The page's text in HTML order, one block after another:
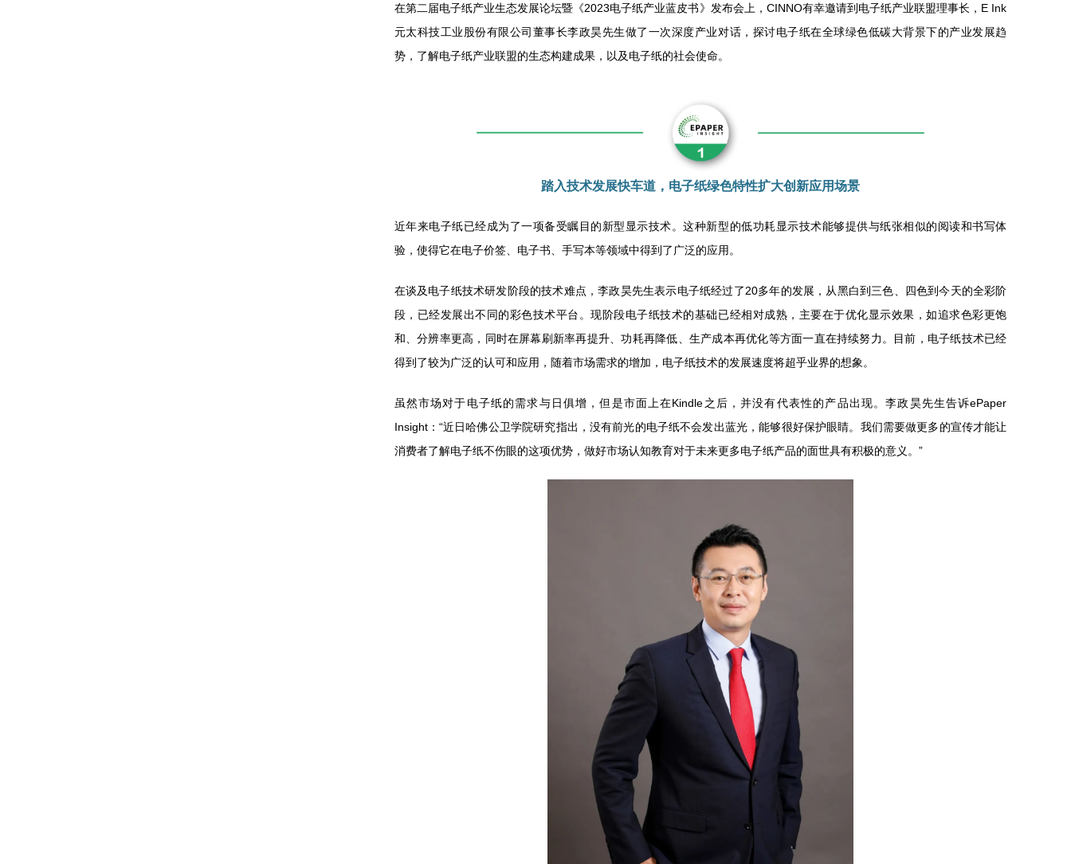
在第二届电子纸产业生态发展论坛暨《2023电子纸产业蓝皮书》发布会上，CINNO有幸邀请到电子纸产业联盟理事长，E Ink
元太科技工业股份有限公司董事长李政昊先生做了一次深度产业对话，探讨电子纸在全球绿色低碳大背景下的产业发展趋
势，了解电子纸产业联盟的生态构建成果，以及电子纸的社会使命。
踏入技术发展快车道，电子纸绿色特性扩大创新应用场景
近年来电子纸已经成为了一项备受瞩目的新型显示技术。这种新型的低功耗显示技术能够提供与纸张相似的阅读和书写体
验，使得它在电子价签、电子书、手写本等领域中得到了广泛的应用。
在谈及电子纸技术研发阶段的技术难点，李政昊先生表示电子纸经过了20多年的发展，从黑白到三色、四色到今天的全彩阶
段，已经发展出不同的彩色技术平台。现阶段电子纸技术的基础已经相对成熟，主要在于优化显示效果，如追求色彩更饱
和、分辨率更高，同时在屏幕刷新率再提升、功耗再降低、生产成本再优化等方面一直在持续努力。目前，电子纸技术已经
得到了较为广泛的认可和应用，随着市场需求的增加，电子纸技术的发展速度将超乎业界的想象。
虽然市场对于电子纸的需求与日俱增，但是市面上在Kindle之后，并没有代表性的产品出现。李政昊先生告诉ePaper
Insight：“近日哈佛公卫学院研究指出，没有前光的电子纸不会发出蓝光，能够很好保护眼睛。我们需要做更多的宣传才能让
消费者了解电子纸不伤眼的这项优势，做好市场认知教育对于未来更多电子纸产品的面世具有积极的意义。”